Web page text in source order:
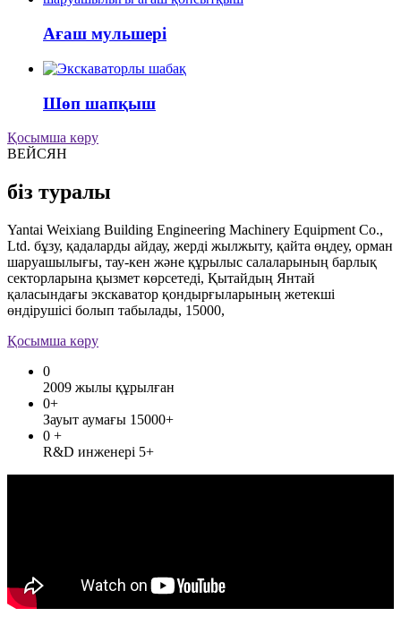
Ағаш мульшері
Шөп шапқыш
Қосымша көру
ВЕЙСЯН
біз туралы
Yantai Weixiang Building Engineering Machinery Equipment Co.,
Ltd. бұзу, қадаларды айдау, жерді жылжыту, қайта өңдеу, орман
шаруашылығы, тау-кен және құрылыс салаларының барлық
секторларына қызмет көрсетеді, Қытайдың Янтай
қаласындағы экскаватор қондырғыларының жетекші
өндірушісі болып табылады, 15000,
Қосымша көру
0
2009 жылы құрылған
0+
Зауыт аумағы 15000+
0 +
R&D инженері 5+